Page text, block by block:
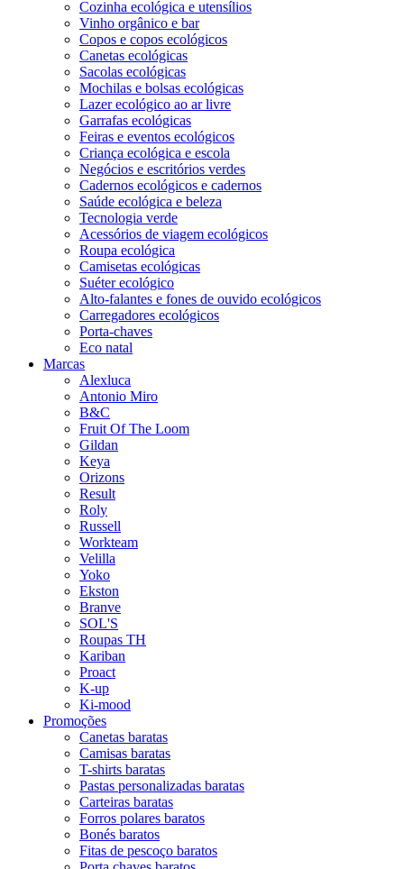
Cozinha ecológica e utensílios
Vinho orgânico e bar
Copos e copos ecológicos
Canetas ecológicas
Sacolas ecológicas
Mochilas e bolsas ecológicas
Lazer ecológico ao ar livre
Garrafas ecológicas
Feiras e eventos ecológicos
Criança ecológica e escola
Negócios e escritórios verdes
Cadernos ecológicos e cadernos
Saúde ecológica e beleza
Tecnologia verde
Acessórios de viagem ecológicos
Roupa ecológica
Camisetas ecológicas
Suéter ecológico
Alto-falantes e fones de ouvido ecológicos
Carregadores ecológicos
Porta-chaves
Eco natal
Marcas
Alexluca
Antonio Miro
B&C
Fruit Of The Loom
Gildan
Keya
Orizons
Result
Roly
Russell
Workteam
Velilla
Yoko
Ekston
Branve
SOL'S
Roupas TH
Kariban
Proact
K-up
Ki-mood
Promoções
Canetas baratas
Camisas baratas
T-shirts baratas
Pastas personalizadas baratas
Carteiras baratas
Forros polares baratos
Bonés baratos
Fitas de pescoço baratos